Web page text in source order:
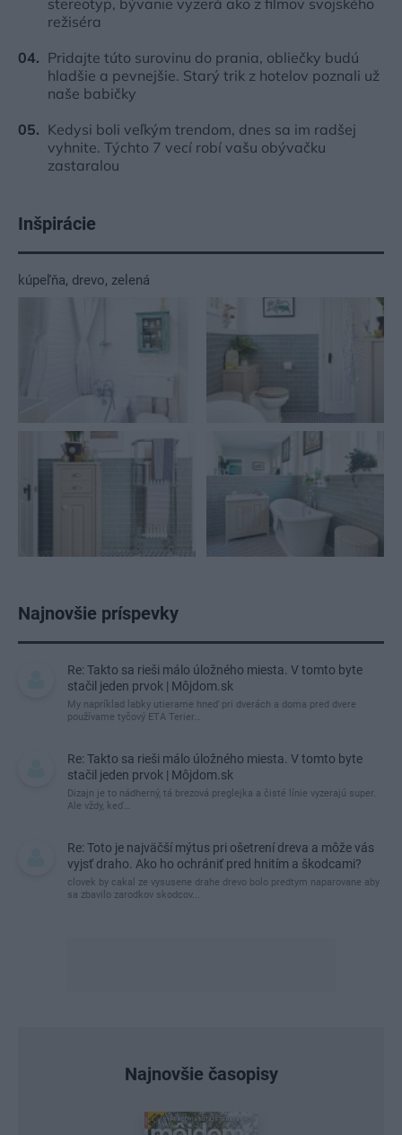
stereotyp, bývanie vyzerá ako z filmov svojského
režiséra
Pridajte túto surovinu do prania, obliečky budú
hladšie a pevnejšie. Starý trik z hotelov poznali už
naše babičky
Kedysi boli veľkým trendom, dnes sa im radšej
vyhnite. Týchto 7 vecí robí vašu obývačku
zastaralou
Inšpirácie
kúpeľňa, drevo, zelená
Najnovšie príspevky
Re: Takto sa rieši málo úložného miesta. V tomto byte
stačil jeden prvok | Môjdom.sk
My napríklad labky utierame hneď pri dverách a doma pred dvere
používame tyčový ETA Terier…
Re: Takto sa rieši málo úložného miesta. V tomto byte
stačil jeden prvok | Môjdom.sk
Dizajn je to nádherný, tá brezová preglejka a čisté línie vyzerajú super.
Ale vždy, keď…
Re: Toto je najväčší mýtus pri ošetrení dreva a môže vás
vyjsť draho. Ako ho ochrániť pred hnitím a škodcami?
clovek by cakal ze vysusene drahe drevo bolo predtym naparovane aby
sa zbavilo zarodkov skodcov...
Najnovšie časopisy